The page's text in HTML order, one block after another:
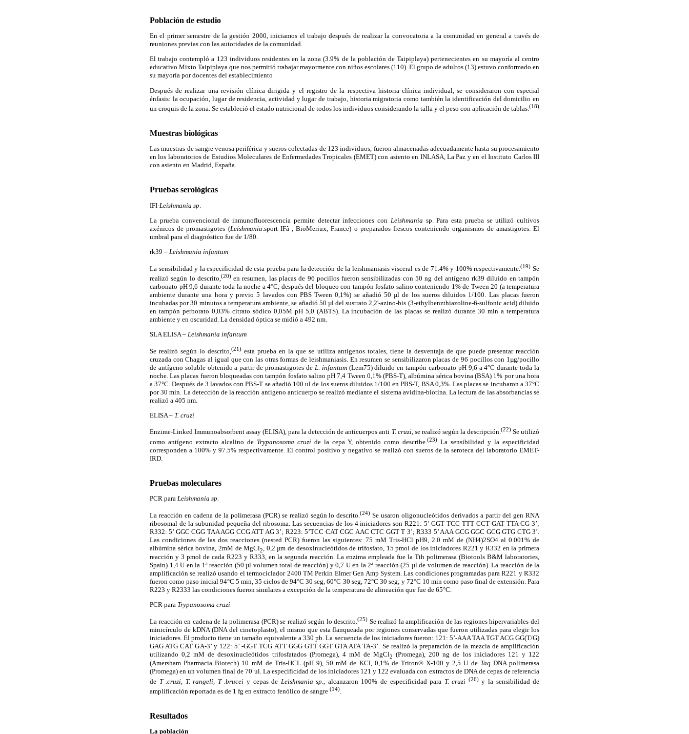
Población de estudio
En el primer semestre de la gestión 2000, iniciamos el trabajo después de realizar la convocatoria a la comunidad en general a través de
reuniones previas con las autoridades de la comunidad.
El trabajo contempló a 123 individuos residentes en la zona (3.9% de la población de Taipiplaya) pertenecientes en su mayoría al centro
educativo Mixto Taipiplaya que nos permitió trabajar mayormente con niños escolares (110). El grupo de adultos (13) estuvo conformado en
su mayoría por docentes del establecimiento
Después de realizar una revisión clínica dirigida y el registro de la respectiva historia clínica individual, se consideraron con especial
énfasis: la ocupación, lugar de residencia, actividad y lugar de trabajo, historia migratoria como también la identificación del domicilio en
un croquis de la zona. Se estableció el estado nutricional de todos los individuos considerando la talla y el peso con aplicación de tablas. (18)
Muestras biológicas
Las muestras de sangre venosa periférica y sueros colectadas de 123 individuos, fueron almacenadas adecuadamente hasta su procesamiento
en los laboratorios de Estudios Moleculares de Enfermedades Tropicales (EMET) con asiento en INLASA, La Paz y en el Instituto Carlos III
con asiento en Madrid, España.
Pruebas serológicas
IFI-Leishmania sp
La prueba convencional de inmunofluorescencia permite detectar infecciones con Leishmania sp. Para esta prueba se utilizó cultivos
axénicos de promastigotes (Leishmania .sport IFâ , BioMeriux, France) o preparados frescos conteniendo organismos de amastigotes. El
umbral para el diagnóstico fue de 1/80.
rk39 – Leishmania infantum
La sensibilidad y la especificidad de esta prueba para la detección de la leishmaniasis visceral es de 71.4% y 100% respectivamente.(19) Se
realizó según lo descrito, (20)en resumen, las placas de 96 pocillos fueron sensibilizadas con 50 ng del antígeno rk39 diluido en tampón
carbonato pH 9,6 durante toda la noche a 4°C, después del bloqueo con tampón fosfato salino conteniendo 1% de Tween 20 (a temperatura
ambiente durante una hora y previo 5 lavados con PBS Tween 0,1%) se añadió 50 µl de los sueros diluidos 1/100. Las placas fueron
incubadas por 30 minutos a temperatura ambiente, se añadió 50 µl del sustrato 2,2'-azino-bis (3-ethylbenzthiazoline-6-sulfonic acid) diluido
en tampón perborato 0,03% citrato sódico 0,05M pH 5,0 (ABTS). La incubación de las placas se realizó durante 30 min a temperatura
ambiente y en oscuridad. La densidad óptica se midió a 492 nm.
SLA ELISA – Leishmania infantum
Se realizó según lo descrito,(21) esta prueba en la que se utiliza antígenos totales, tiene la desventaja de que puede presentar reacción
cruzada con Chagas al igual que con las otras formas de leishmaniasis. En resumen se sensibilizaron placas de 96 pocillos con 1µg/pocillo
de antígeno soluble obtenido a partir de promastigotes de L. infantum(Lem75) diluido en tampón carbonato pH 9,6 a 4°C durante toda la
noche. Las placas fueron bloqueadas con tampón fosfato salino pH 7,4 Tween 0,1% (PBS-T), albúmina sérica bovina (BSA) 1% por una hora
a 37°C. Después de 3 lavados con PBS-T se añadió 100 ul de los sueros diluidos 1/100 en PBS-T, BSA 0,3%. Las placas se incubaron a 37°C
por 30 min. La detección de la reacción antígeno anticuerpo se realizó mediante el sistema avidina-biotina. La lectura de las absorbancias se
realizó a 405 nm.
ELISA – T. cruzi
Enzime-Linked Immunoabsorbent assay (ELISA), para la detección de anticuerpos anti T. cruzi, se realizó según la descripción.(22)Se utilizó
como antígeno extracto alcalino de Trypanosoma cruzide la cepa Y, obtenido como describe.(23) La sensibilidad y la especificidad
corresponden a 100% y 97.5% respectivamente. El control positivo y negativo se realizó con sueros de la seroteca del laboratorio EMET-
IRD.
Pruebas moleculares
PCR para Leishmania sp.
La reacción en cadena de la polimerasa (PCR) se realizó según lo descrito.(24) Se usaron oligonucleótidos derivados a partir del gen RNA
ribosomal de la subunidad pequeña del ribosoma. Las secuencias de los 4 iniciadores son R221: 5’ GGT TCC TTT CCT GAT TTA CG 3’;
R332: 5’ GGC CGG TAA AGG CCG ATT AG 3’; R223: 5’TCC CAT CGC AAC CTC GGT T 3’; R333 5’ AAA GCG GGC GCG GTG CTG 3’.
Las condiciones de las dos reacciones (nested PCR) fueron las siguientes: 75 mM Tris-HCl pH9, 2.0 mM de (NH4)2SO4 al 0.001% de
albúmina sérica bovina, 2mM de MgCl2 , 0,2 µm de desoxinucleótidos de trifosfato, 15 pmol de los iniciadores R221 y R332 en la primera
reacción y 3 pmol de cada R223 y R333, en la segunda reacción. La enzima empleada fue la Tth polimerasa (Biotools B&M laboratories,
Spain) 1,4 U en la 1ª reacción (50 µl volumen total de reacción) y 0,7 U en la 2ª reacción (25 µl de volumen de reacción). La reacción de la
amplificación se realizó usando el termociclador 2400 TM Perkin Elmer Gen Amp System. Las condiciones programadas para R221 y R332
fueron como paso inicial 94°C 5 min, 35 ciclos de 94°C 30 seg, 60°C 30 seg, 72°C 30 seg; y 72°C 10 min como paso final de extensión. Para
R223 y R2333 las condiciones fueron similares a excepción de la temperatura de alineación que fue de 65°C.
PCR para Trypanosoma cruzi
La reacción en cadena de la polimerasa (PCR) se realizó según lo descrito.(25) Se realizó la amplificación de las regiones hipervariables del
minicírculo de kDNA (DNA del cinetoplasto), el mismo que esta flanqueada por regiones conservadas que fueron utilizadas para elegir los
iniciadores. El producto tiene un tamaño equivalente a 330 pb. La secuencia de los iniciadores fueron: 121: 5’-AAA TAA TGT ACG GG(T/G)
GAG ATG CAT GA-3’ y 122: 5’ -GGT TCG ATT GGG GTT GGT GTA ATA TA-3’. Se realizó la preparación de la mezcla de amplificación
utilizando 0,2 mM de desoxinucleótidos trifosfatados (Promega), 4 mM de MgCl2 (Promega), 200 ng de los iniciadores 121 y 122
(Amersham Pharmacia Biotech) 10 mM de Tris-HCL (pH 9), 50 mM de KCl, 0,1% de Triton® X-100 y 2,5 U de TaqDNA polimerasa
(Promega) en un volumen final de 70 ul. La especificidad de los iniciadores 121 y 122 evaluada con extractos de DNA de cepas de referencia
de T .cruzi, T. rangeli, T .brucei y cepas de Leishmania sp ., alcanzaron 100% de especificidad para T. cruzi (26)y la sensibilidad de
amplificación reportada es de 1 fg en extracto fenólico de sangre (14).
Resultados
La población